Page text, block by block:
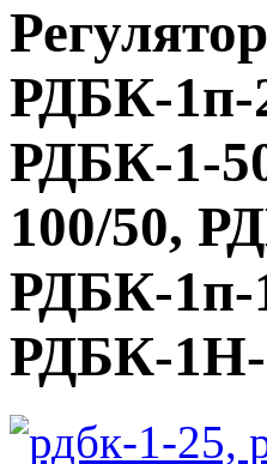
РДБК-1п-
РДБК-1-
100/50,
РДБК-1п-
РДБК-1Н-